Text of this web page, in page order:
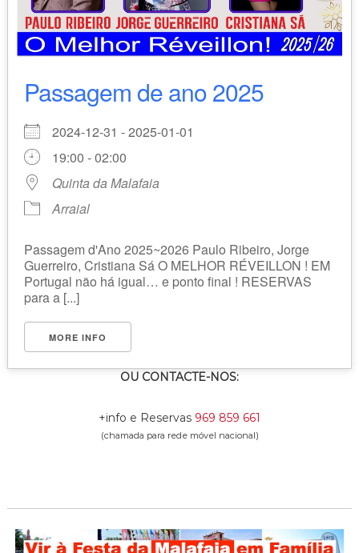
Passagem de ano 2025
2024-12-31 - 2025-01-01
19:00 - 02:00
Quinta da Malafaia
Arraial
Passagem d'Ano 2025~2026 Paulo Ribeiro, Jorge
Guerreiro, Cristiana Sá O MELHOR RÉVEILLON ! EM
Portugal não há igual… e ponto final ! RESERVAS
para a [...]
MORE INFO
OU CONTACTE-NOS:
+info e Reservas 969 859 661
(chamada para rede móvel nacional)